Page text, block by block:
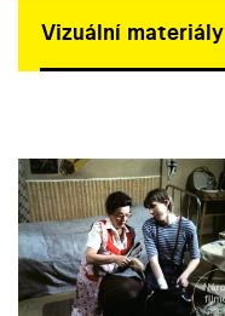
Vizuální materiály